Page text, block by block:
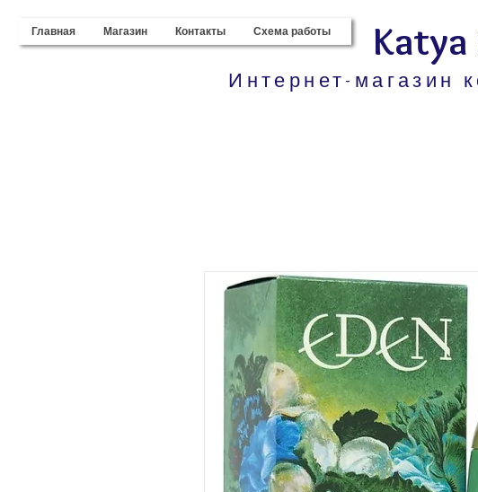
Главная Магазин Контакты Схема работы
Интернет-магазин